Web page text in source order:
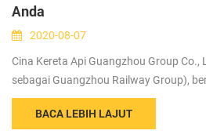
Anda
2020-08-07
Cina Kereta Api Guangzhou Group
sebagai Guangzhou Railway Group),
Guangzhou Qixiang Industry Co., Ltd.
Qixiang), memberikan angin alami
BACA LEBIH LAJUT